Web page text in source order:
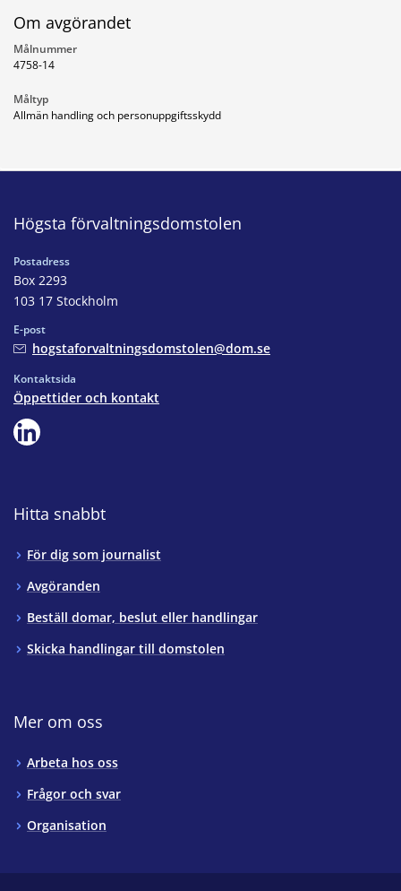
Om avgörandet
Målnummer
4758-14
Måltyp
Allmän handling och personuppgiftsskydd
Högsta förvaltningsdomstolen
Postadress
Box 2293
103 17 Stockholm
E-post
hogstaforvaltningsdomstolen@dom.se
Kontaktsida
Öppettider och kontakt
Hitta snabbt
För dig som journalist
Avgöranden
Beställ domar, beslut eller handlingar
Skicka handlingar till domstolen
Mer om oss
Arbeta hos oss
Frågor och svar
Organisation